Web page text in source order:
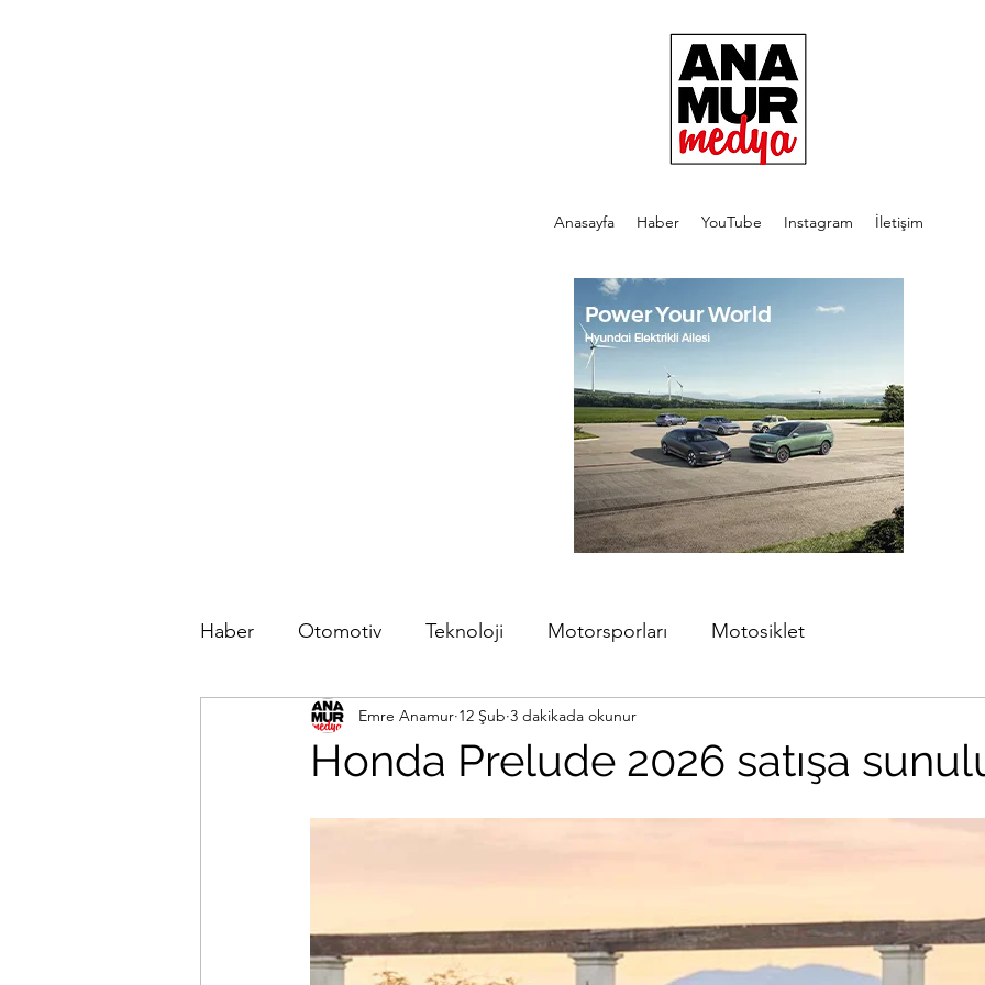
Anasayfa Haber YouTube Instagram İletişim
Haber Otomotiv Teknoloji Motorsporları Motosiklet
Honda Prelude 2026 satışa
Emre Anamur 12 Şub 3 dakikada okunur